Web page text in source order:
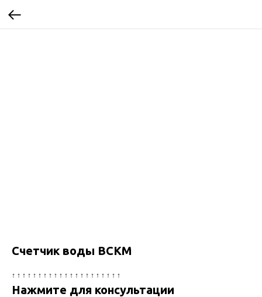
Счетчик воды ВСКМ
↑ ↑ ↑ ↑ ↑ ↑ ↑ ↑ ↑ ↑ ↑ ↑ ↑ ↑ ↑ ↑ ↑ ↑ ↑ ↑ ↑
Нажмите для консультации